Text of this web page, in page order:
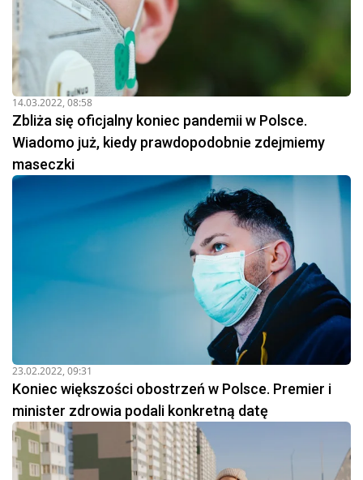
14.03.2022, 08:58
Zbliża się oficjalny koniec pandemii w Polsce.
Wiadomo już, kiedy prawdopodobnie zdejmiemy
maseczki
23.02.2022, 09:31
Koniec większości obostrzeń w Polsce. Premier i
minister zdrowia podali konkretną datę